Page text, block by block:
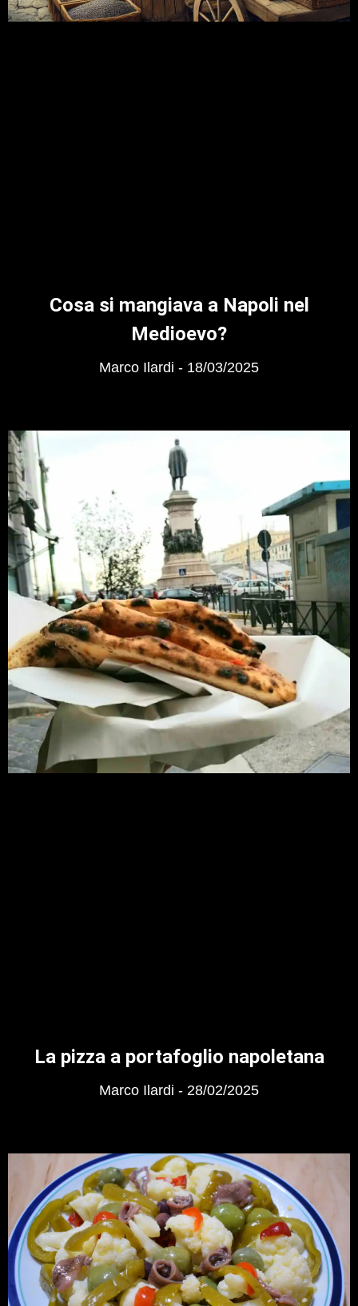
Cosa si mangiava a Napoli nel
Medioevo?
Marco Ilardi 18/03/2025
La pizza a portafoglio napoletana
Marco Ilardi 28/02/2025